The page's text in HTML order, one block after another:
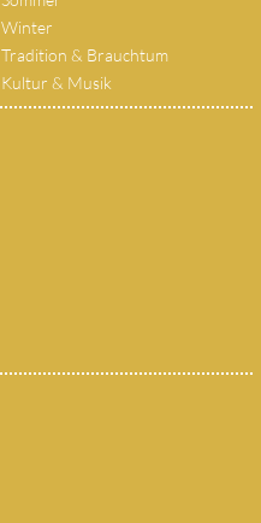
Winter
Tradition & Brauchtum
Kultur & Musik